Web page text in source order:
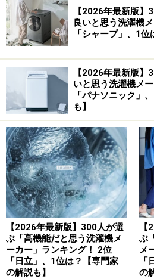
【2026年最新版
良いと思う洗濯機
「シャープ」、1位
【2026年最新版】
いと思う洗濯機メ
「パナソニック」
も】
【2026年最新版】300人が選
ぶ「高機能だと思う洗濯機メ
ーカー」ランキング！ 2位
「日立」、1位は？【専門家
の解説も】
ぶ
メ
の